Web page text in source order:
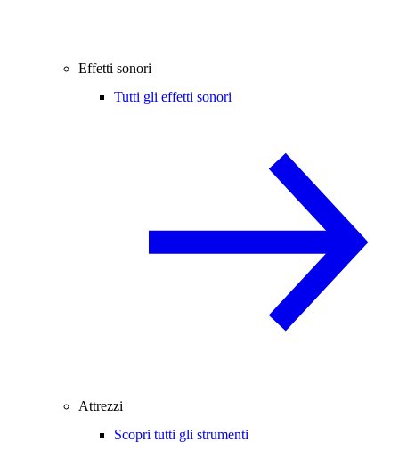
Effetti sonori
Tutti gli effetti sonori
Attrezzi
Scopri tutti gli strumenti